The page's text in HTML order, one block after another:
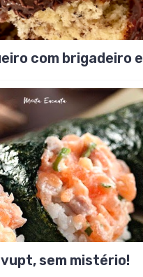
com brigadeiro e
sem mistério!